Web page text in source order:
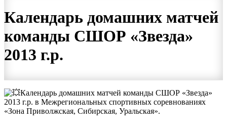
Календарь домашних матчей
команды СШОР «Звезда»
2013 г.р.
Календарь домашних матчей команды СШОР «Звезда»
2013 г.р. в Межрегиональных спортивных соревнованиях
«Зона Приволжская, Сибирская, Уральская».